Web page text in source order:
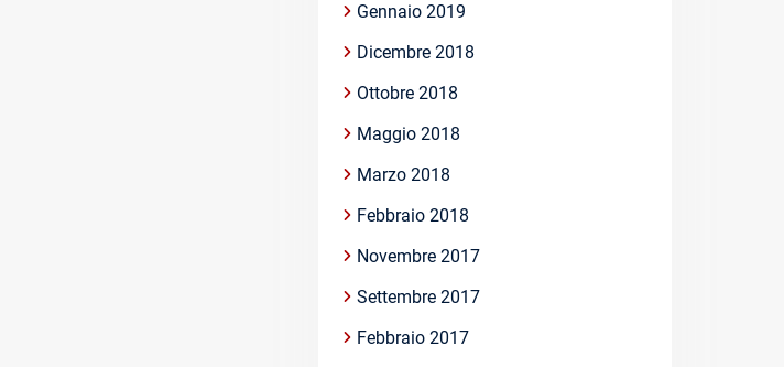
Gennaio 2019
Dicembre 2018
Ottobre 2018
Maggio 2018
Marzo 2018
Febbraio 2018
Novembre 2017
Settembre 2017
Febbraio 2017